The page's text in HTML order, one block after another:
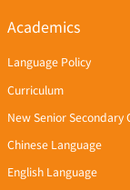
Academics
Language Policy
Curriculum
New Senior Secondary
Chinese Language
English Language